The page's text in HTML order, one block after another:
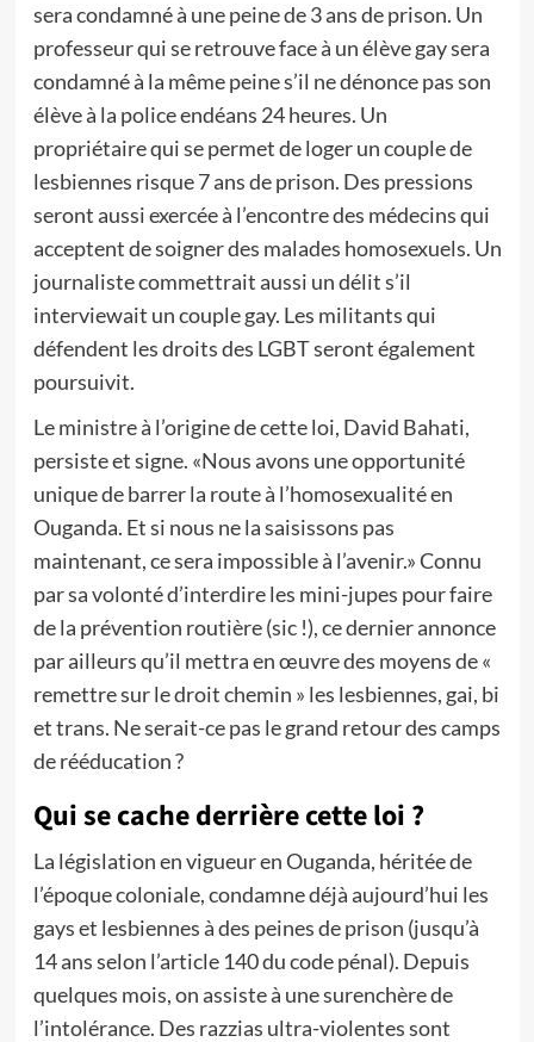
sera condamné à une peine de 3 ans de prison. Un
professeur qui se retrouve face à un élève gay sera
condamné à la même peine s’il ne dénonce pas son
élève à la police endéans 24 heures. Un
propriétaire qui se permet de loger un couple de
lesbiennes risque 7 ans de prison. Des pressions
seront aussi exercée à l’encontre des médecins qui
acceptent de soigner des malades homosexuels. Un
journaliste commettrait aussi un délit s’il
interviewait un couple gay. Les militants qui
défendent les droits des LGBT seront également
poursuivit.
Le ministre à l’origine de cette loi, David Bahati,
persiste et signe. «Nous avons une opportunité
unique de barrer la route à l’homosexualité en
Ouganda. Et si nous ne la saisissons pas
maintenant, ce sera impossible à l’avenir.» Connu
par sa volonté d’interdire les mini-jupes pour faire
de la prévention routière (sic !), ce dernier annonce
par ailleurs qu’il mettra en œuvre des moyens de «
remettre sur le droit chemin » les lesbiennes, gai, bi
et trans. Ne serait-ce pas le grand retour des camps
de rééducation ?
Qui se cache derrière cette loi ?
La législation en vigueur en Ouganda, héritée de
l’époque coloniale, condamne déjà aujourd’hui les
gays et lesbiennes à des peines de prison (jusqu’à
14 ans selon l’article 140 du code pénal). Depuis
quelques mois, on assiste à une surenchère de
l’intolérance. Des razzias ultra-violentes sont